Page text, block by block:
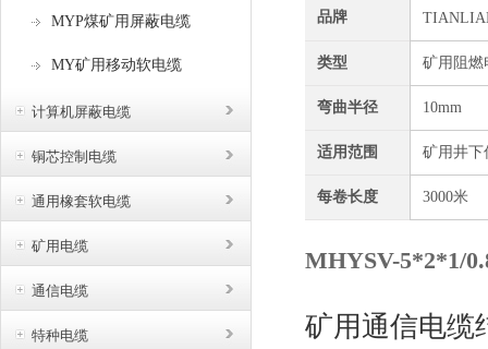
MYP煤矿用屏蔽电缆
MY矿用移动软电缆
计算机屏蔽电缆
铜芯控制电缆
通用橡套软电缆
矿用电缆
通信电缆
特种电缆
品牌
类型 矿用阻燃
弯曲半径 10mm
适用范围 矿用井下
每卷长度 3000米
MHYSV-5*2*1/
矿用通信电缆